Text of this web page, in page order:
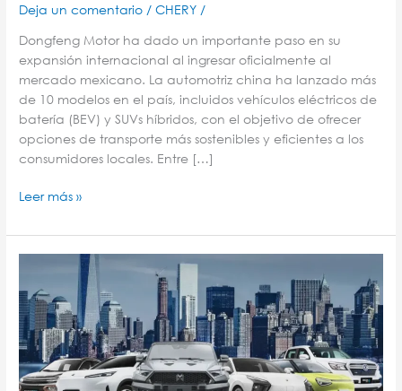
Deja un comentario /CHERY /
Dongfeng Motor ha dado un importante paso en su
expansión internacional al ingresar oficialmente al
mercado mexicano. La automotriz china ha lanzado más
de 10 modelos en el país, incluidos vehículos eléctricos de
batería (BEV) y SUVs híbridos, con el objetivo de ofrecer
opciones de transporte más sostenibles y eficientes a los
consumidores locales. Entre […]
Leer más »
#1
en
crecimiento
nacional
en